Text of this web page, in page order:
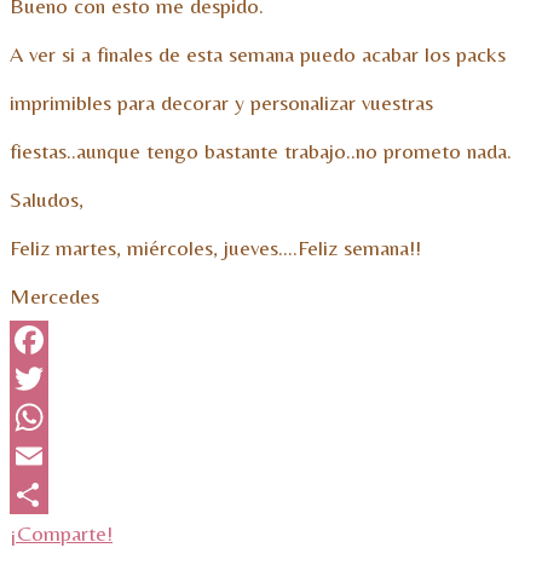
Bueno con esto me despido.
A ver si a finales de esta semana puedo acabar los packs
imprimibles para decorar y personalizar vuestras
fiestas..aunque tengo bastante trabajo..no prometo nada.
Saludos,
Feliz martes, miércoles, jueves….Feliz semana!!
Mercedes
Facebook
Twitter
WhatsApp
Email
¡Comparte!